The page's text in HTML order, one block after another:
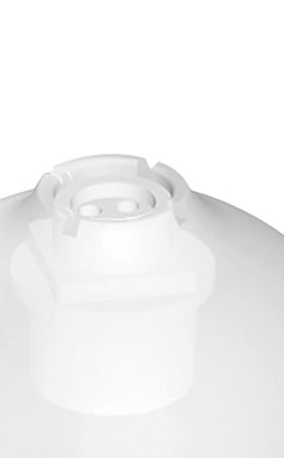
FiltersDomes
hoortoestel van Signia.